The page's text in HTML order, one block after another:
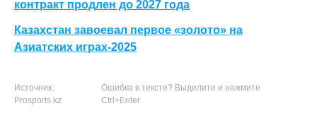
контракт продлен до 2027 года
Казахстан завоевал первое «золото» на
Азиатских играх-2025
Источник:
Prosports.kz
Ошибка в тексте? Выделите и нажмите
Ctrl+Enter